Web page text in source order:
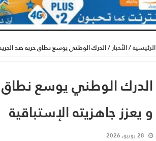
الرئيسية/الأخبار/الدرك الوطني يوسع نطاق حربه ضد
الدرك الوطني يوسع نطاق
و يعزز جاهزيته الإستباقية
28 يونيو, 2026